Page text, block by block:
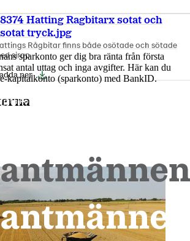
sparkonto ger dig bra ränta från första
antal uttag och inga avgifter. Här kan du
kapitalkonto (sparkonto) med BankID.
Hatting Ragbitarx sotat och
tryck.jpg
Rågbitar finns både osötade och sötade
sirap
ner